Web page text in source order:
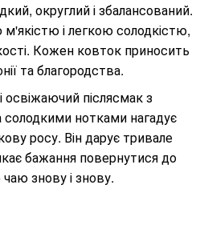
округлий і збалансований.
і легкою солодкістю,
Кожен ковток приносить
та благородства.
освіжаючий післясмак з
нотками нагадує
росу. Він дарує тривале
бажання повернутися до
знову і знову.